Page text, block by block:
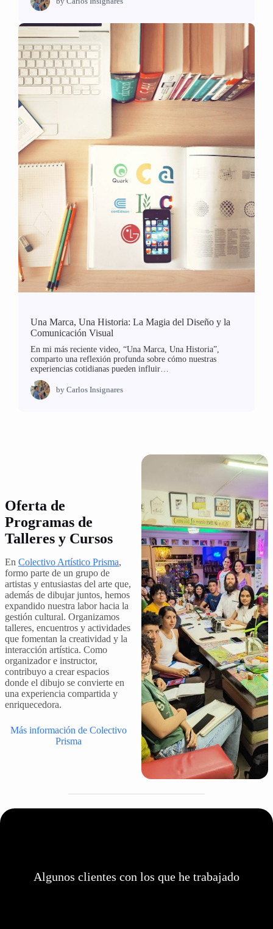
Una Marca, Una Historia: La Magia del Diseño y la
Comunicación Visual
En mi más reciente video, “Una Marca, Una Historia”,
comparto una reflexión profunda sobre cómo nuestras
experiencias cotidianas pueden influir…
by Carlos Insignares
Oferta de
Programas de
Talleres y Cursos
En Colectivo Artístico Prisma,
formo parte de un grupo de
artistas y entusiastas del arte que,
además de dibujar juntos, hemos
expandido nuestra labor hacia la
gestión cultural. Organizamos
talleres, encuentros y actividades
que fomentan la creatividad y la
interacción artística. Como
organizador e instructor,
contribuyo a crear espacios
donde el dibujo se convierte en
una experiencia compartida y
enriquecedora.
Más información de Colectivo
Prisma
Algunos clientes con los que he trabajado